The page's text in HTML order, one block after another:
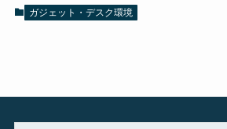
ガジェット・デスク環境